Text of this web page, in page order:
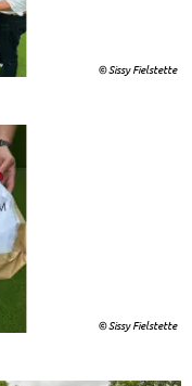
© Sissy Fielstette
© Sissy Fielstette